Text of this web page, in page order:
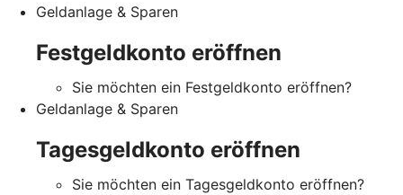
Geldanlage & Sparen
Festgeldkonto eröffnen
Sie möchten ein Festgeldkonto eröffnen?
Geldanlage & Sparen
Tagesgeldkonto eröffnen
Sie möchten ein Tagesgeldkonto eröffnen?